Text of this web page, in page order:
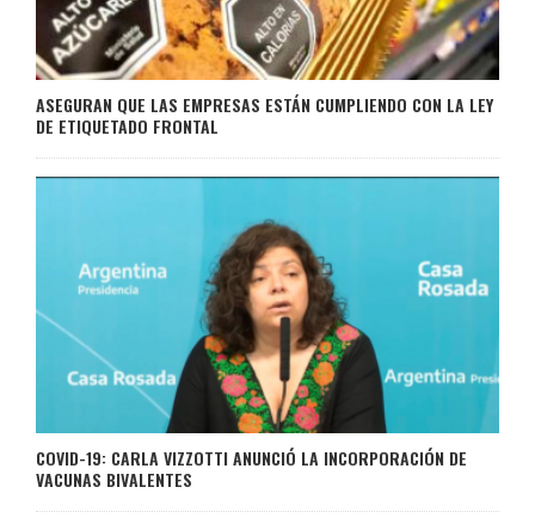
ASEGURAN QUE LAS EMPRESAS ESTÁN CUMPLIENDO CON LA LEY
DE ETIQUETADO FRONTAL
COVID-19: CARLA VIZZOTTI ANUNCIÓ LA INCORPORACIÓN DE
VACUNAS BIVALENTES